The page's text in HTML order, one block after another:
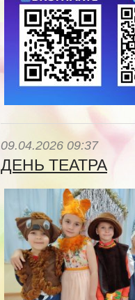
09.04.2026 09:37
ДЕНЬ ТЕАТРА